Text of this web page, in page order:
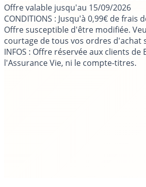
Offre valable jusqu'au 15/09/2026
CONDITIONS : Jusqu'à 0,99€ de frais
Offre susceptible d'être modifiée.
courtage de tous vos ordres d'achat
INFOS : Offre réservée aux clients de
l'Assurance Vie, ni le compte-titres.